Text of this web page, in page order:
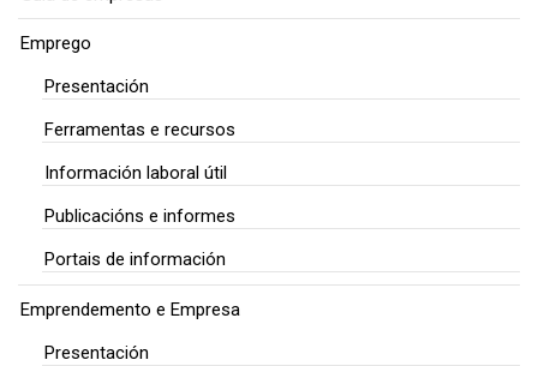
Emprego
Presentación
Ferramentas e recursos
Información laboral útil
Publicacións e informes
Portais de información
Emprendemento e Empresa
Presentación